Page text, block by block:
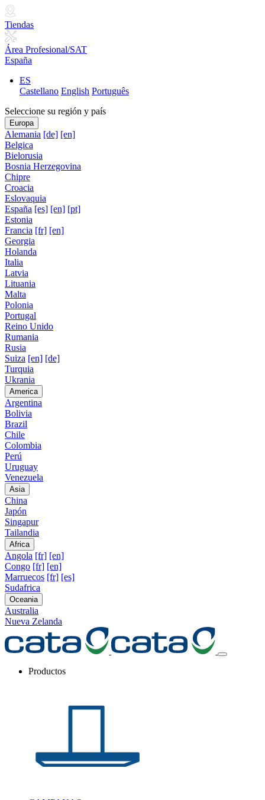
Tiendas
Área Profesional/SAT
España
ES
Castellano English Português
Seleccione su región y país
Europa
Alemania [de] [en]
Belgica
Bielorusia
Bosnia Herzegovina
Chipre
Croacia
Eslovaquia
España [es] [en] [pt]
Estonia
Francia [fr] [en]
Georgia
Holanda
Italia
Latvia
Lituania
Malta
Polonia
Portugal
Reino Unido
Rumania
Rusia
Suiza [en] [de]
Turquia
Ukrania
America
Argentina
Bolivia
Brazil
Chile
Colombia
Perú
Uruguay
Venezuela
Asia
China
Japón
Singapur
Tailandia
Africa
Angola [fr] [en]
Congo [fr] [en]
Marruecos [fr] [es]
Sudafrica
Oceania
Australia
Nueva Zelanda
Productos